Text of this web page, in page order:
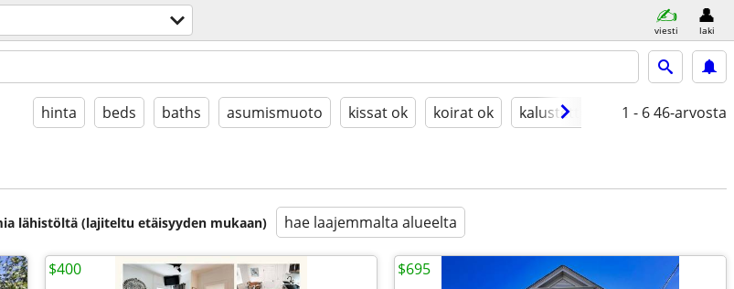
viesti laki
hinta beds baths asumismuoto kissat ok koirat ok kalustettu 1 - 646-arvosta
lähistöltä (lajiteltu etäisyyden mukaan) hae laajemmalta alueelta
$400 $695